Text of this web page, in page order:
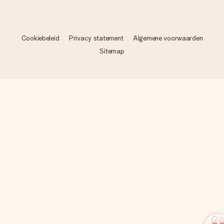
Cookiebeleid Privacy statement
Algemene voorwaarden
Sitemap